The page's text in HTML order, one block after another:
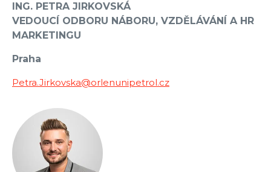
ING. PETRA JIRKOVSKÁ
VEDOUCÍ ODBORU NÁBORU, VZDĚLÁVÁNÍ A HR
MARKETINGU
Praha
Petra.Jirkovska@orlenunipetrol.cz